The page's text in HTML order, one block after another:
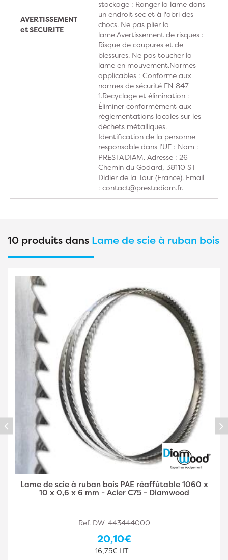
AVERTISSEMENT
et SECURITE
stockage : Ranger la lame dans
un endroit sec et à l'abri des
chocs. Ne pas plier la
lame.Avertissement de risques :
Risque de coupures et de
blessures. Ne pas toucher la
lame en mouvement.Normes
applicables : Conforme aux
normes de sécurité EN 847-
1.Recyclage et élimination :
Éliminer conformément aux
réglementations locales sur les
déchets métalliques.
Identification de la personne
responsable dans l’UE : Nom :
PRESTA'DIAM. Adresse : 26
Chemin du Godard, 38110 ST
Didier de la Tour (France). Email
: contact@prestadiam.fr.
10 produits dans Lame de scie à ruban bois
Lame de Scie à Ruban Bois PAE Réaffûtable 1060 x
6 x 0,5 x 4 mm - Acier C75 - Diamwood
Ref. DW-443444001
25,10€
20,92€ HT